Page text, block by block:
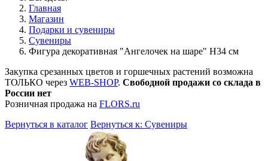
Главная
Магазин
Подарки и сувениры
Сувениры
Фигура декоративная "Ангелочек на шаре" Н34 см
Закупка срезанных цветов и горшечных растений возможна
ТОЛЬКО через WEB-SHOP. Свободной продажи со склада в
России нет
Розничная продажа на FLORS.ru
Вернуться в каталог Вернуться к: Сувениры